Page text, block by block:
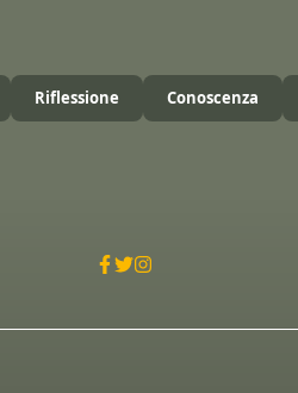
Riflessione Conoscenza